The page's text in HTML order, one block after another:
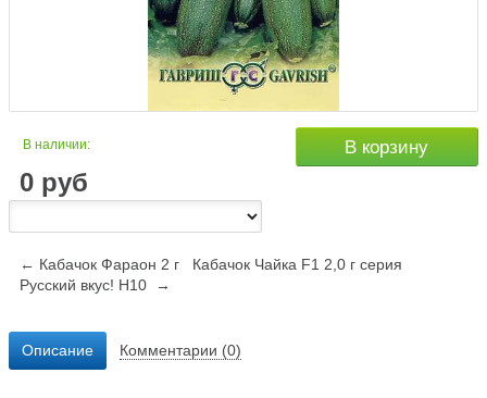
В наличии:
0 руб
В корзину
← Кабачок Фараон 2 г
Кабачок Чайка F1 2,0 г серия
Русский вкус! Н10 →
Описание Комментарии (0)